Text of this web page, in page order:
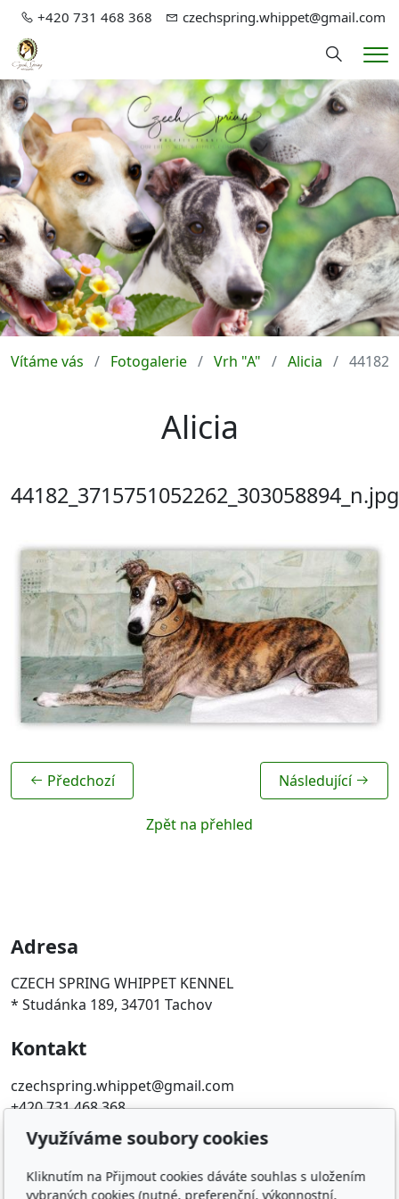
+420 731 468 368 czechspring.whippet@gmail.com
Hledání
Vítáme vás Fotogalerie Vrh "A" Alicia
Alicia
44182_3715751052262_303058894_n.jpg
Předchozí
Zpět na přehled
Následující
Adresa
CZECH SPRING WHIPPET KENNEL
* Studánka 189, 34701 Tachov
Kontakt
czechspring.whippet@gmail.com
+420 731 468 368
Oblíbené odkazy
ČMKU
Využíváme soubory cookies
Kliknutím na Přijmout cookies dáváte souhlas s uložením
vybraných cookies (nutné, preferenční, výkonnostní,